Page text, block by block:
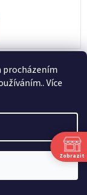
procházením
Více
Zobrazit